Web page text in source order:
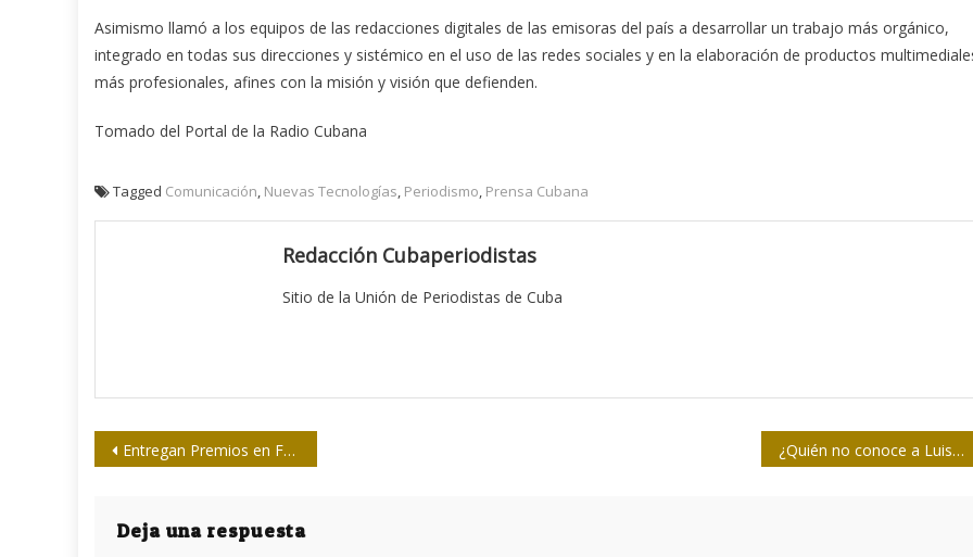
Asimismo llamó a los equipos de las redacciones digitales de las emisoras del país a desarrollar un trabajo más orgánico,
integrado en todas sus direcciones y sistémico en el uso de las redes sociales y en la elaboración de productos
más profesionales, afines con la misión y visión que defienden.
Tomado del Portal de la Radio Cubana
Tagged Comunicación, Nuevas Tecnologías, Periodismo, Prensa Cubana
Redacción Cubaperiodistas
Sitio de la Unión de Periodistas de Cuba
Navegación
entradas
Entregan Premios en Festival de Radio y Televisión 2017 ¿Quién no conoce a Luis Sexto?
Deja una respuesta